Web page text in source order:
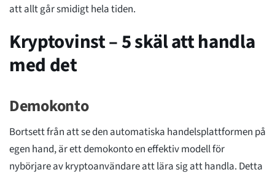
att allt går smidigt hela tiden.
Kryptovinst – 5 skäl att handla
med det
Demokonto
Bortsett från att se den automatiska handelsplattformen på
egen hand, är ett demokonto en effektiv modell för
nybörjare av kryptoanvändare att lära sig att handla. Detta